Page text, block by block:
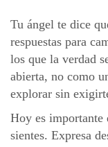
Tu ángel te dice
respuestas para
los que la verdad
abierta, no como
explorar sin
Hoy es importante
sientes. Expresa